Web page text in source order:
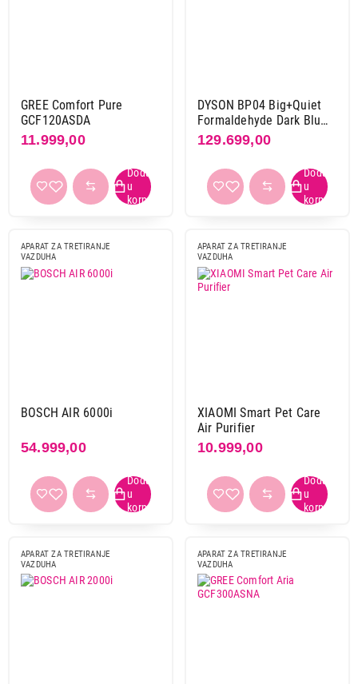
GREE Comfort Pure
GCF120ASDA
11.999,00
DYSON BP04 Big+Quiet
Formaldehyde Dark Blu
Gold
129.699,00
APARAT ZA TRETIRANJE
VAZDUHA
BOSCH AIR 6000i
54.999,00
APARAT ZA TRETIRANJE
VAZDUHA
XIAOMI Smart Pet Care
Air Purifier
10.999,00
APARAT ZA TRETIRANJE
VAZDUHA
APARAT ZA TRETIRANJE
VAZDUHA
Proizvod je dodat u korpu.
Završi kupovinu